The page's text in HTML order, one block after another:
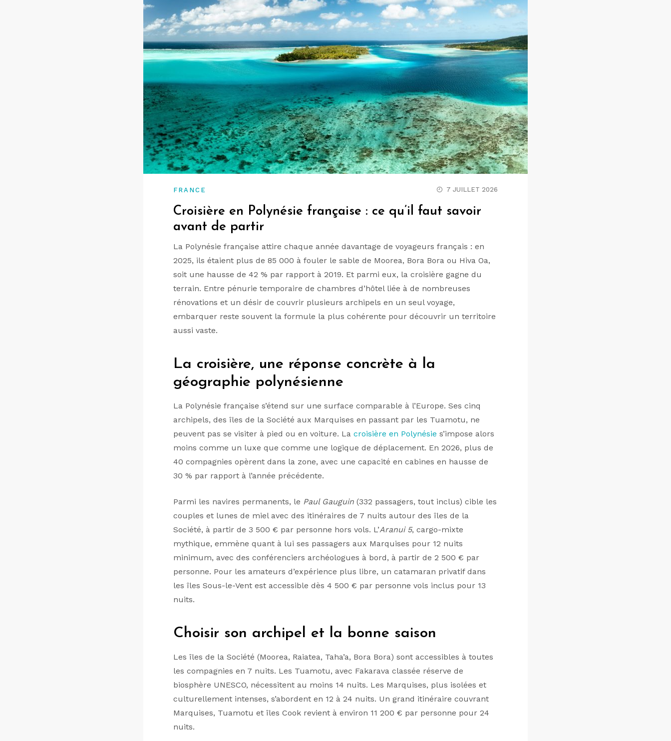
FRANCE 7 JUILLET 2026
Croisière en Polynésie française : ce qu’il faut savoir
avant de partir
La Polynésie française attire chaque année davantage de voyageurs français : en
2025, ils étaient plus de 85 000 à fouler le sable de Moorea, Bora Bora ou Hiva Oa,
soit une hausse de 42 % par rapport à 2019. Et parmi eux, la croisière gagne du
terrain. Entre pénurie temporaire de chambres d’hôtel liée à de nombreuses
rénovations et un désir de couvrir plusieurs archipels en un seul voyage,
embarquer reste souvent la formule la plus cohérente pour découvrir un territoire
aussi vaste.
La croisière, une réponse concrète à la
géographie polynésienne
La Polynésie française s’étend sur une surface comparable à l’Europe. Ses cinq
archipels, des îles de la Société aux Marquises en passant par les Tuamotu, ne
peuvent pas se visiter à pied ou en voiture. La croisière en Polynésie s’impose alors
moins comme un luxe que comme une logique de déplacement. En 2026, plus de
40 compagnies opèrent dans la zone, avec une capacité en cabines en hausse de
30 % par rapport à l’année précédente.
Parmi les navires permanents, le Paul Gauguin (332 passagers, tout inclus) cible les
couples et lunes de miel avec des itinéraires de 7 nuits autour des îles de la
Société, à partir de 3 500 € par personne hors vols. L’Aranui 5, cargo-mixte
mythique, emmène quant à lui ses passagers aux Marquises pour 12 nuits
minimum, avec des conférenciers archéologues à bord, à partir de 2 500 € par
personne. Pour les amateurs d’expérience plus libre, un catamaran privatif dans
les îles Sous-le-Vent est accessible dès 4 500 € par personne vols inclus pour 13
nuits.
Choisir son archipel et la bonne saison
Les îles de la Société (Moorea, Raiatea, Taha’a, Bora Bora) sont accessibles à toutes
les compagnies en 7 nuits. Les Tuamotu, avec Fakarava classée réserve de
biosphère UNESCO, nécessitent au moins 14 nuits. Les Marquises, plus isolées et
culturellement intenses, s’abordent en 12 à 24 nuits. Un grand itinéraire couvrant
Marquises, Tuamotu et îles Cook revient à environ 11 200 € par personne pour 24
nuits.